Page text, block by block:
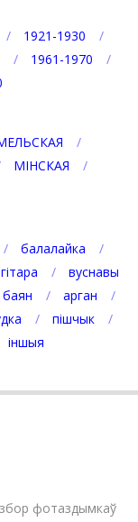
1921-1930
1961-1970
МІНСКАЯ
балалайка
гітара
вуснавы
баян
арган
пішчык
іншыя
фотаздымкаў